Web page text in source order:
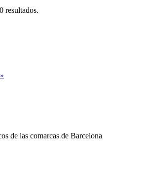
resultados.
»
de las comarcas de Barcelona